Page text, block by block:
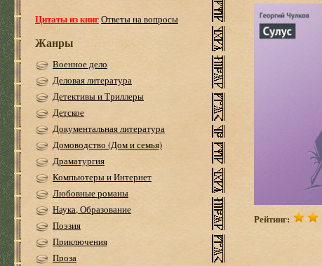
Цитаты из книгОтветы на вопросы
Жанры
Военное дело
Деловая литература
Детективы и Триллеры
Детское
Документальная литература
Домоводство (Дом и семья)
Драматургия
Компьютеры и Интернет
Любовные романы
Наука, Образование
Поэзия
Приключения
Проза
Рейтинг: